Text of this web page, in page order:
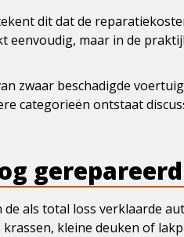
dit dat de
maar in de
zwaar beschadigde
categorieën ontstaat
als total loss verklaarde
kleine deuken of